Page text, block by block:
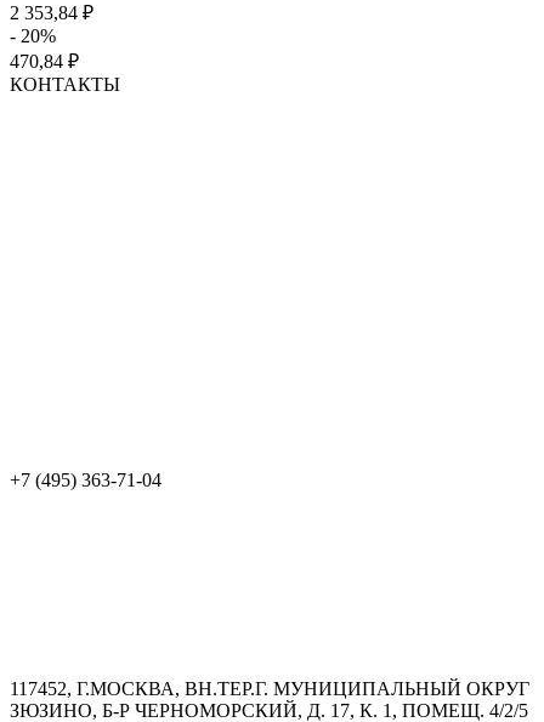
2 353,84 ₽
- 20%
470,84 ₽
КОНТАКТЫ
+7 (495) 363-71-04
117452, Г.МОСКВА, ВН.ТЕР.Г. МУНИЦИПАЛЬНЫЙ ОКРУГ
ЗЮЗИНО, Б-Р ЧЕРНОМОРСКИЙ, Д. 17, К. 1, ПОМЕЩ. 4/2/5